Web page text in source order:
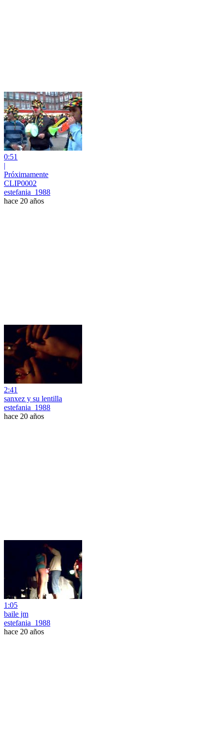
0:51
|
Próximamente
CLIP0002
estefania_1988
hace 20 años
2:41
sanxez y su lentilla
estefania_1988
hace 20 años
1:05
baile jm
estefania_1988
hace 20 años